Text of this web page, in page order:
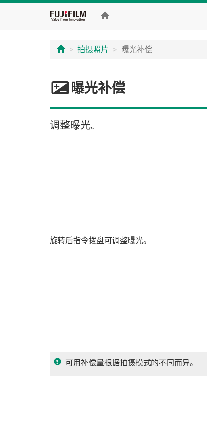
拍摄照片 曝光补偿
d曝光补偿
调整曝光。
旋转后指令拨盘可调整曝光。
可用补偿量根据拍摄模式的不同而异。